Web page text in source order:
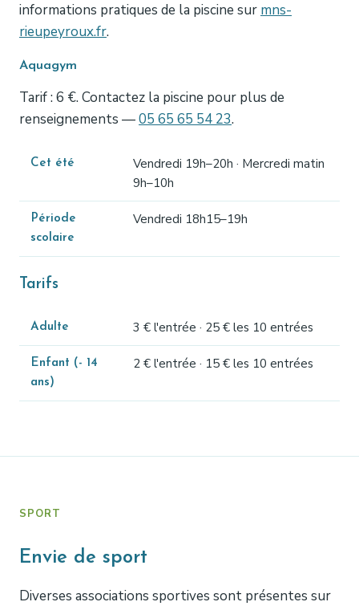
informations pratiques de la piscine sur mns-
rieupeyroux.fr.
Aquagym
Tarif : 6 €. Contactez la piscine pour plus de
renseignements —05 65 65 54 23.
Cet été
Vendredi 19h–20h · Mercredi matin
9h–10h
Période
scolaire
Vendredi 18h15–19h
Tarifs
Adulte 3 € l'entrée · 25 € les 10 entrées
Enfant (- 14
ans)
2 € l'entrée · 15 € les 10 entrées
SPORT
Envie de sport
Diverses associations sportives sont présentes sur